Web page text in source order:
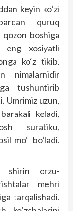
keyin ko‘zi
quruq
boshiga
eng xosiyatli
ko‘z tikib,
nimalarnidir
tushuntirib
Umrimiz uzun,
keladi,
suratiku,
mo‘l bo‘ladi.
shirin orzu-
mehri
tarqalishadi.